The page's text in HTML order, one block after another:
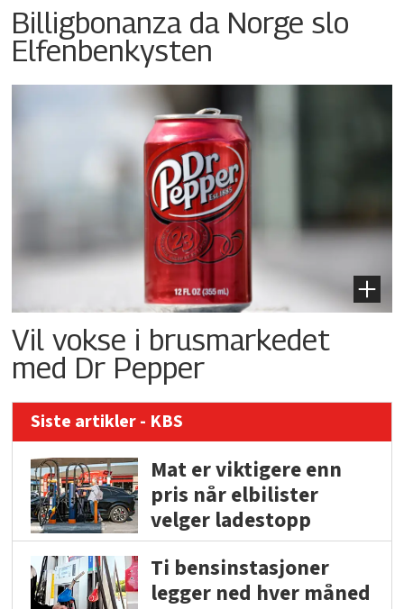
Billigbonanza da Norge slo
Elfenbenkysten
Vil vokse i brusmarkedet
med Dr Pepper
Siste artikler - KBS
Mat er viktigere enn
pris når elbilister
velger ladestopp
Ti bensinstasjoner
legger ned hver måned